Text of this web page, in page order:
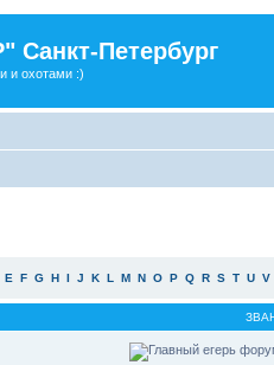
Петербург
и охотами :)
E F G H I J K L M N O P Q R S T U V